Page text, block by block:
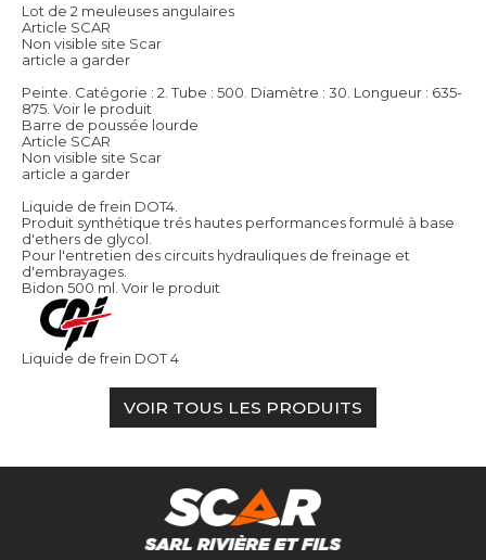
Lot de 2 meuleuses angulaires
Article SCAR
Non visible site Scar
article a garder
Peinte. Catégorie : 2. Tube : 500. Diamètre : 30. Longueur : 635-
875. Voir le produit
Barre de poussée lourde
Article SCAR
Non visible site Scar
article a garder
Liquide de frein DOT4.
Produit synthétique trés hautes performances formulé à base
d'ethers de glycol.
Pour l'entretien des circuits hydrauliques de freinage et
d'embrayages.
Bidon 500 ml. Voir le produit
Liquide de frein DOT 4
VOIR TOUS LES PRODUITS